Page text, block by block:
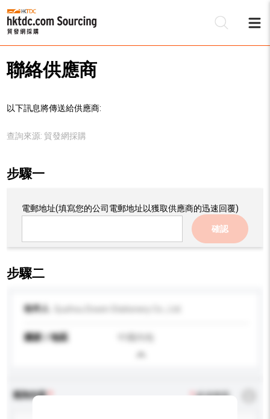
聯絡供應商
以下訊息將傳送給供應商:
查詢來源: 貿發網採購
步驟一
電郵地址(填寫您的公司電郵地址以獲取供應商的迅速回覆)
確認
步驟二
收件人
國家 / 地區
查詢內容 *必須填寫